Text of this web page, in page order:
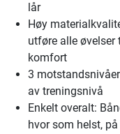
lår
Høy
utføre alle øvelser
komfort
3
av treningsnivå
Enkelt overalt:
hvor som helst,